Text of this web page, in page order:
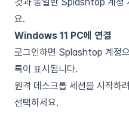
요.
Windows 11 PC에 연결
로그인하면 Splashtop 계정
록이 표시됩니다.
원격 데스크톱 세션을 시작하
선택하세요.